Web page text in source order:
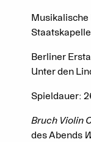
Musikalische
Berliner
Unter den
Spieldauer:
Bruch Violin
des Abends